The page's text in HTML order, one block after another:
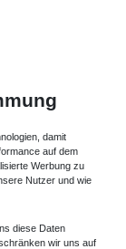
damit
auf dem
Werbung zu
Nutzer und wie
diese Daten
wir uns auf